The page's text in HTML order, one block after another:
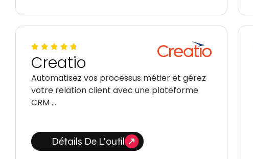
Creatio
Automatisez vos processus métier et gérez
votre relation client avec une plateforme
CRM …
Détails De L'outil